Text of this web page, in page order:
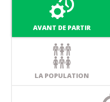
AVANT DE PARTIR
LA POPULATION